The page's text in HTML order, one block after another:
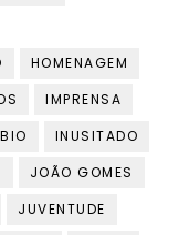
HOMENAGEM
IMPRENSA
INUSITADO
JOÃO GOMES
JUVENTUDE